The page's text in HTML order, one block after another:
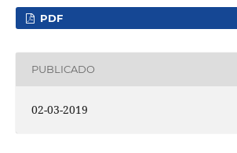
PDF
PUBLICADO
02-03-2019